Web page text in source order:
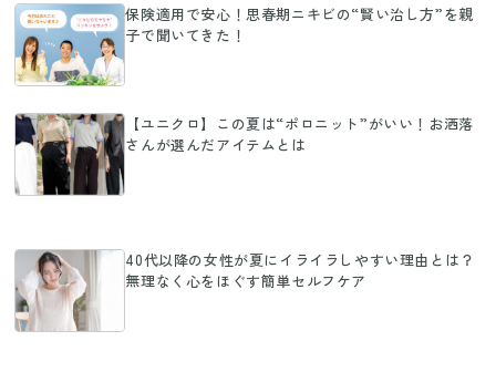
保険適用で安心！思春期ニキビの“賢い治し方”を親
子で聞いてきた！
【ユニクロ】この夏は“ポロニット”がいい！お洒落
さんが選んだアイテムとは
40代以降の女性が夏にイライラしやすい理由とは？
無理なく心をほぐす簡単セルフケア